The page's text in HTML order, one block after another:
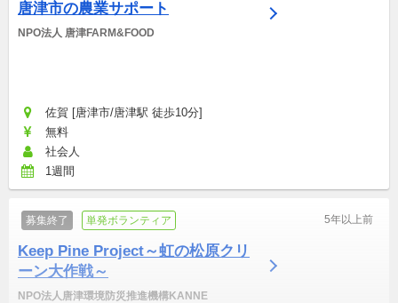
唐津市の農業サポート
NPO法人 唐津FARM&FOOD
佐賀 [唐津市/唐津駅 徒歩10分]
無料
社会人
1週間
募集終了 単発ボランティア 5年以上前
Keep Pine Project～虹の松原クリ
ーン大作戦～
NPO法人唐津環境防災推進機構KANNE